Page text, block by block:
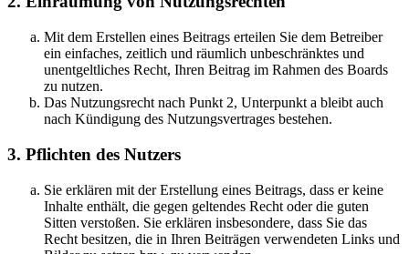
Mit dem Erstellen eines Beitrags erteilen Sie dem Betreiber
ein einfaches, zeitlich und räumlich unbeschränktes und
unentgeltliches Recht, Ihren Beitrag im Rahmen des Boards
zu nutzen.
Das Nutzungsrecht nach Punkt 2, Unterpunkt a bleibt auch
nach Kündigung des Nutzungsvertrages bestehen.
3. Pflichten des Nutzers
Sie erklären mit der Erstellung eines Beitrags, dass er keine
Inhalte enthält, die gegen geltendes Recht oder die guten
Sitten verstoßen. Sie erklären insbesondere, dass Sie das
Recht besitzen, die in Ihren Beiträgen verwendeten Links und